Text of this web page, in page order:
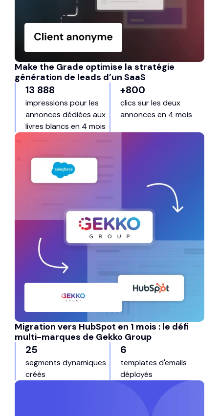
Make the Grade optimise la stratégie
génération de leads d’un SaaS
13 888
impressions pour les
annonces dédiées aux
livres blancs en 4 mois
+800
clics sur les deux
annonces en 4 mois
Migration vers HubSpot en 1 mois : le défi
multi-marques de Gekko Group
25
segments dynamiques
créés
6
templates d'emails
déployés